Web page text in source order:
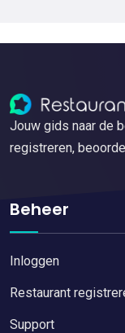
Jouw gids naar de
registreren,
Beheer
Inloggen
Restaurant
Support